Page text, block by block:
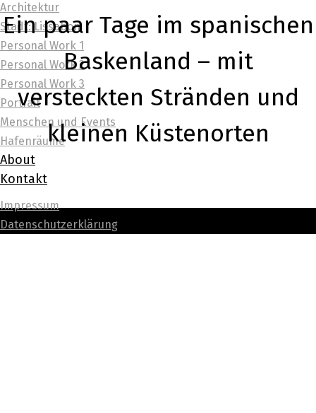
Architektur
Stadt: Lissabon
Personal Work 1
Personal Work 2
Personal Work 3
Portrait
Menschen und Events
Hafenräume
About
Kontakt
Impressum
Datenschutzerklärung
Ein paar Tage im spanischen
Baskenland – mit
versteckten Stränden und
kleinen Küstenorten